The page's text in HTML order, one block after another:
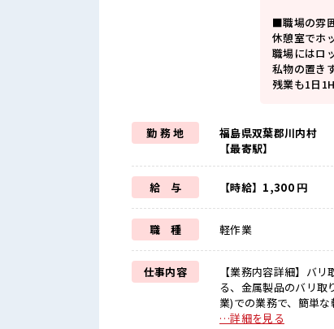
■職場の雰
休憩室でホ
職場にはロ
私物の置き
残業も1日
勤 務 地
福島県双葉郡川内村
【最寄駅】
給 与 【時給】1,300 円
職 種 軽作業
仕事内容
【業務内容詳細】バ
る、金属製品のバリ取
業)での業務で、簡単
業務に配属される可能
…詳細を見る